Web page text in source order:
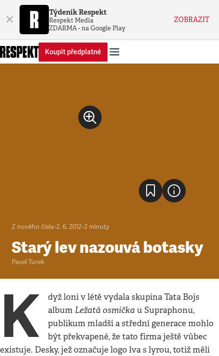
× Týdeník Respekt
Respekt Media
ZDARMA - na Google Play
ZOBRAZIT
Koupit předplatné
Z nového čísla•2. 6. 2012•2 minuty
Starý lev nazouvá botasky
Pavel Turek
K
dyž loni v létě vydala skupina Tata Bojs
albumLežatá osmička u Supraphonu,
publikum mladší a střední generace mohlo
být překvapené, že tato firma ještě vůbec
existuje. Desky, jež označuje logo lva s lyrou, totiž měli